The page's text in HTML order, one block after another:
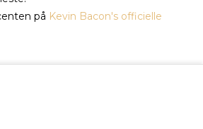
på Kevin Bacon's officielle